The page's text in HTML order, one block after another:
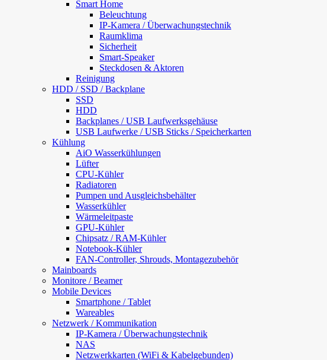
Smart Home
Beleuchtung
IP-Kamera / Überwachungstechnik
Raumklima
Sicherheit
Smart-Speaker
Steckdosen & Aktoren
Reinigung
HDD / SSD / Backplane
SSD
HDD
Backplanes / USB Laufwerksgehäuse
USB Laufwerke / USB Sticks / Speicherkarten
Kühlung
AiO Wasserkühlungen
Lüfter
CPU-Kühler
Radiatoren
Pumpen und Ausgleichsbehälter
Wasserkühler
Wärmeleitpaste
GPU-Kühler
Chipsatz / RAM-Kühler
Notebook-Kühler
FAN-Controller, Shrouds, Montagezubehör
Mainboards
Monitore / Beamer
Mobile Devices
Smartphone / Tablet
Wareables
Netzwerk / Kommunikation
IP-Kamera / Überwachungstechnik
NAS
Netzwerkkarten (WiFi & Kabelgebunden)